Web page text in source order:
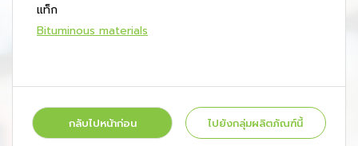
แท็ก
Bituminous materials
กลับไปหน้าก่อน ไปยังกลุ่มผลิตภัณฑ์นี้